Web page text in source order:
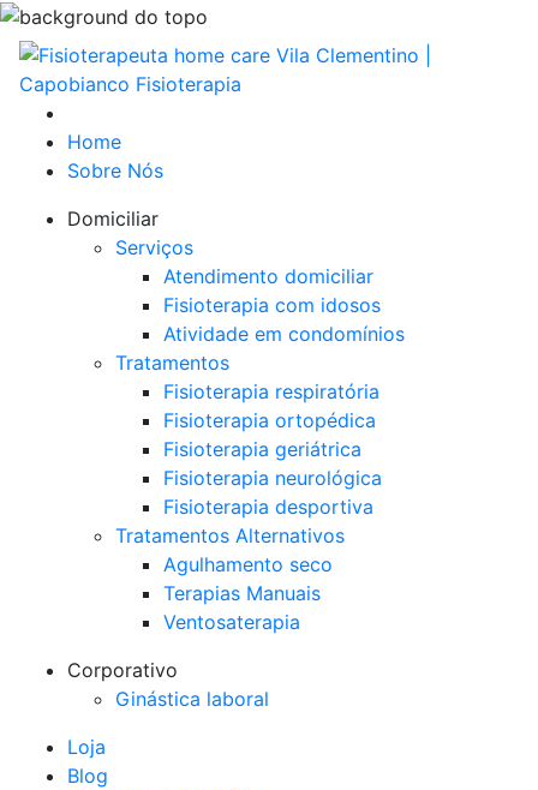
Home
Sobre Nós
Domiciliar
Serviços
Atendimento domiciliar
Fisioterapia com idosos
Atividade em condomínios
Tratamentos
Fisioterapia respiratória
Fisioterapia ortopédica
Fisioterapia geriátrica
Fisioterapia neurológica
Fisioterapia desportiva
Tratamentos Alternativos
Agulhamento seco
Terapias Manuais
Ventosaterapia
Corporativo
Ginástica laboral
Loja
Blog